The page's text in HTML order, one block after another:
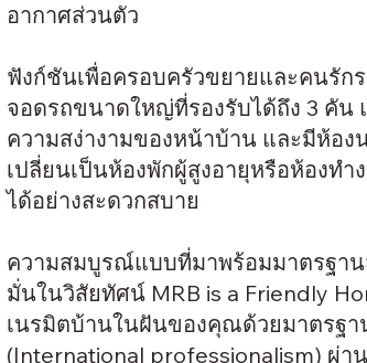
อากาศส่วนตัว
ฟังก์ชันเพื่อครอบครัวขยายและคนรักร
จอดรถขนาดใหญ่ที่รองรับได้ถึง 3 คัน
ความสง่างามของหน้าบ้าน และมีห้อ
เปลี่ยนเป็นห้องพักผู้สูงอายุหรือห้องท
ได้อย่างสะดวกสบาย
ความสมบูรณ์แบบที่มาพร้อมมาตรฐา
มั่นในวิสัยทัศน์ MRB is a Friendly
เนรมิตบ้านในฝันของคุณด้วยมาตรฐา
(International professionalism) ผ่